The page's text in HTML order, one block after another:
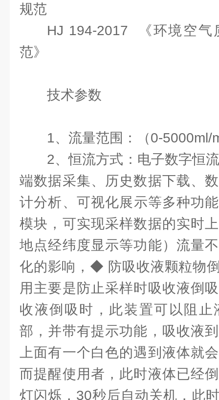
规范
HJ 194-2017 《环境空气
范》
技术参数
1、流量范围：（0-5000ml/
2、恒流方式：电子数字恒
端数据采集、历史数据下载、
计分析、可视化展示等多种功
模块，可实现采样数据的实时
地点经纬度显示等功能）流量
化的影响，◆ 防吸收液颗粒物
用主要是防止采样时吸收液倒
收液倒吸时，此装置可以阻
部，并带有提示功能，吸收液
上面有一个白色的遇到液体就
而提醒使用者，此时液体已经
灯闪烁，30秒后自动关机，此